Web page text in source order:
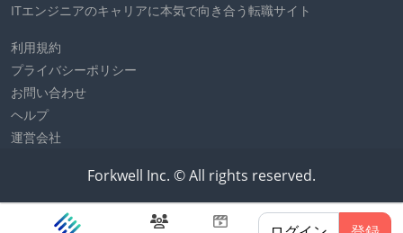
ITエンジニアのキャリアに本気で向き合う転職サイト
利用規約
プライバシーポリシー
お問い合わせ
ヘルプ
運営会社
Forkwell Inc. © All rights reserved.